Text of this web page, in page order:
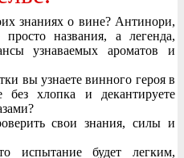
знаниях о вине? Антинори,
названия, а легенда,
узнаваемых ароматов и
вы узнаете винного героя в
без хлопка и декантируете
свои знания, силы и
испытание будет легким,